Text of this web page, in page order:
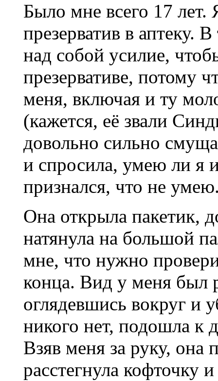
Было мне всего 17
презерватив в аптеку.
над собой усилие,
презервативе, потому
меня, включая и ту
(кажется, её звали
довольно сильно
и спросила, умею ли я
признался, что не
Она открыла пакетик,
натянула на большой
мне, что нужно
конца. Вид у меня был
оглядевшись вокруг и
никого нет, подошла к
Взяв меня за руку, она
расстегнула кофточку